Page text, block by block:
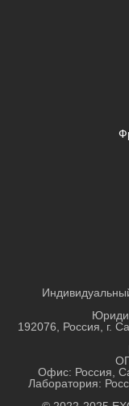
192076, Россия, г.
Офис: Россия,
Лаборатория: